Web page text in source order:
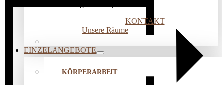
KONTAKT
Unsere Räume
EINZELANGEBOTE
KÖRPERARBEIT